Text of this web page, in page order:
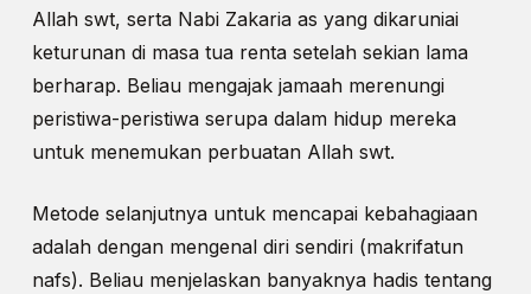
Allah swt, serta Nabi Zakaria as yang dikaruniai
keturunan di masa tua renta setelah sekian lama
berharap. Beliau mengajak jamaah merenungi
peristiwa-peristiwa serupa dalam hidup mereka
untuk menemukan perbuatan Allah swt.
Metode selanjutnya untuk mencapai kebahagiaan
adalah dengan mengenal diri sendiri (makrifatun
nafs). Beliau menjelaskan banyaknya hadis tentang